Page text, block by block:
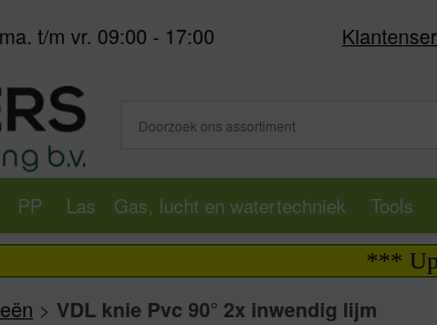
ma. t/m vr. 09:00 - 17:00
PP Las Gas, lucht en watertechniek Tools
*** Update
> VDL knie Pvc 90° 2x inwendig lijm